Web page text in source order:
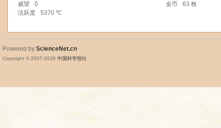
威望
0 金币
63 枚
活跃度
5370 ℃
Powered by ScienceNet.cn
Copyright © 2007-2026 中国科学报社